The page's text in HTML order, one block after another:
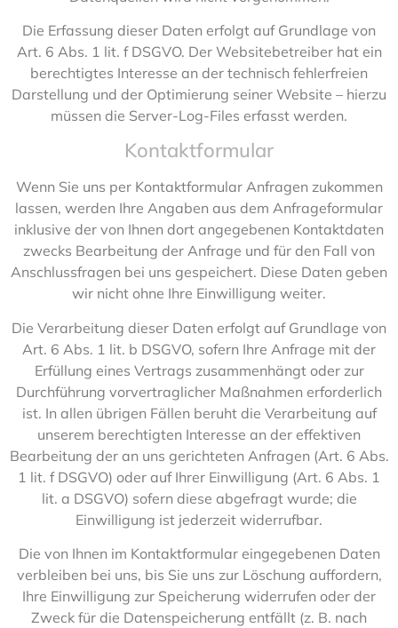
Die Erfassung dieser Daten erfolgt auf Grundlage von
Art. 6 Abs. 1 lit. f DSGVO. Der Websitebetreiber hat ein
berechtigtes Interesse an der technisch fehlerfreien
Darstellung und der Optimierung seiner Website – hierzu
müssen die Server-Log-Files erfasst werden.
Kontaktformular
Wenn Sie uns per Kontaktformular Anfragen zukommen
lassen, werden Ihre Angaben aus dem Anfrageformular
inklusive der von Ihnen dort angegebenen Kontaktdaten
zwecks Bearbeitung der Anfrage und für den Fall von
Anschlussfragen bei uns gespeichert. Diese Daten geben
wir nicht ohne Ihre Einwilligung weiter.
Die Verarbeitung dieser Daten erfolgt auf Grundlage von
Art. 6 Abs. 1 lit. b DSGVO, sofern Ihre Anfrage mit der
Erfüllung eines Vertrags zusammenhängt oder zur
Durchführung vorvertraglicher Maßnahmen erforderlich
ist. In allen übrigen Fällen beruht die Verarbeitung auf
unserem berechtigten Interesse an der effektiven
Bearbeitung der an uns gerichteten Anfragen (Art. 6 Abs.
1 lit. f DSGVO) oder auf Ihrer Einwilligung (Art. 6 Abs. 1
lit. a DSGVO) sofern diese abgefragt wurde; die
Einwilligung ist jederzeit widerrufbar.
Die von Ihnen im Kontaktformular eingegebenen Daten
verbleiben bei uns, bis Sie uns zur Löschung auffordern,
Ihre Einwilligung zur Speicherung widerrufen oder der
Zweck für die Datenspeicherung entfällt (z. B. nach